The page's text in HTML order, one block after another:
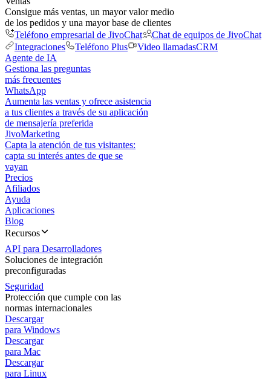
Consigue más ventas, un mayor valor medio
de los pedidos y una mayor base de clientes
Teléfono empresarial de JivoChat
Chat de equipos de JivoChat
Integraciones
Teléfono Plus Video llamadasCRM
Agente de IA
Gestiona las preguntas
más frecuentes
WhatsApp
Aumenta las ventas y ofrece asistencia
a tus clientes a través de su aplicación
de mensajería preferida
JivoMarketing
Capta la atención de tus visitantes:
capta su interés antes de que se
vayan
Precios
Afiliados
Ayuda
Aplicaciones
Blog
Recursos
API para Desarrolladores
Soluciones de integración
preconfiguradas
Seguridad
Protección que cumple con las
normas internacionales
Descargar
para Windows
Descargar
para Mac
Descargar
para Linux